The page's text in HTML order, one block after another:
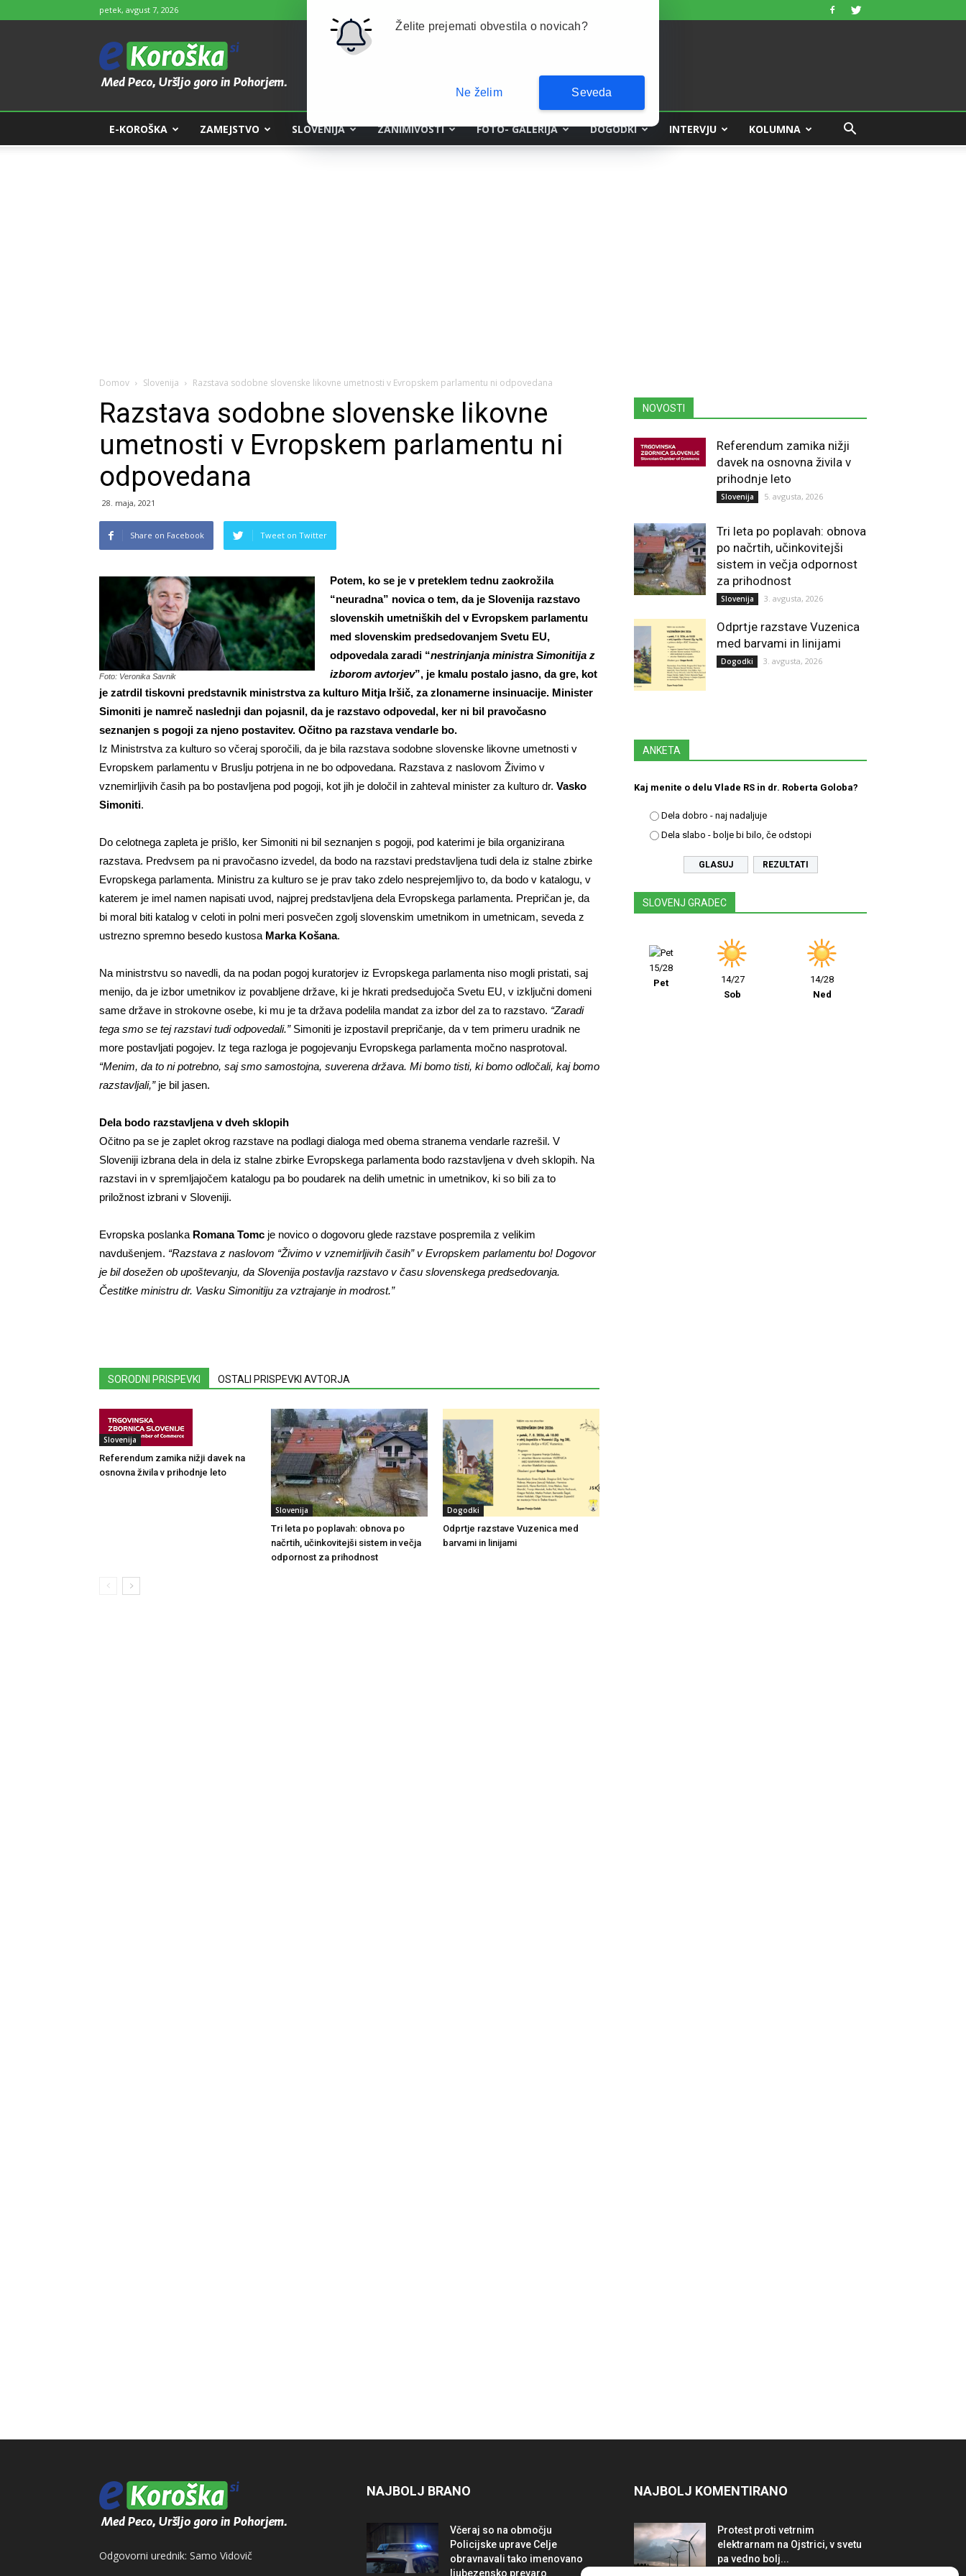
petek, avgust 7, 2026
e-
Koroška
E-KOROŠKA ZAMEJSTVO SLOVENIJA ZANIMIVOSTI FOTO- GALERIJA DOGODKI INTERVJU KOLUMNA
Domov Slovenija Razstava sodobne slovenske likovne umetnosti v Evropskem parlamentu ni odpovedana
Razstava sodobne slovenske likovne
umetnosti v Evropskem parlamentu ni
odpovedana
28. maja, 2021
Share on Facebook Tweet on Twitter
Foto: Veronika Savnik
Potem, ko se je v preteklem tednu zaokrožila
“neuradna” novica o tem, da je Slovenija razstavo
slovenskih umetniških del v Evropskem parlamentu
med slovenskim predsedovanjem Svetu EU,
odpovedala zaradi “nestrinjanja ministra Simonitija z
izborom avtorjev”, je kmalu postalo jasno, da gre, kot
je zatrdil tiskovni predstavnik ministrstva za kulturo Mitja Iršič, za zlonamerne insinuacije. Minister
Simoniti je namreč naslednji dan pojasnil, da je razstavo odpovedal, ker ni bil pravočasno
seznanjen s pogoji za njeno postavitev. Očitno pa razstava vendarle bo.
Iz Ministrstva za kulturo so včeraj sporočili, da je bila razstava sodobne slovenske likovne umetnosti v
Evropskem parlamentu v Bruslju potrjena in ne bo odpovedana. Razstava z naslovom Živimo v
vznemirljivih časih pa bo postavljena pod pogoji, kot jih je določil in zahteval minister za kulturo dr. Vasko
Simoniti.
Do celotnega zapleta je prišlo, ker Simoniti ni bil seznanjen s pogoji, pod katerimi je bila organizirana
razstava. Predvsem pa ni pravočasno izvedel, da bodo na razstavi predstavljena tudi dela iz stalne zbirke
Evropskega parlamenta. Ministru za kulturo se je prav tako zdelo nesprejemljivo to, da bodo v katalogu, v
katerem je imel namen napisati uvod, najprej predstavljena dela Evropskega parlamenta. Prepričan je, da
bi moral biti katalog v celoti in polni meri posvečen zgolj slovenskim umetnikom in umetnicam, seveda z
ustrezno spremno besedo kustosa Marka Košana.
Na ministrstvu so navedli, da na podan pogoj kuratorjev iz Evropskega parlamenta niso mogli pristati, saj
menijo, da je izbor umetnikov iz povabljene države, ki je hkrati predsedujoča Svetu EU, v izključni domeni
same države in strokovne osebe, ki mu je ta država podelila mandat za izbor del za to razstavo. “Zaradi
tega smo se tej razstavi tudi odpovedali.” Simoniti je izpostavil prepričanje, da v tem primeru uradnik ne
more postavljati pogojev. Iz tega razloga je pogojevanju Evropskega parlamenta močno nasprotoval.
“Menim, da to ni potrebno, saj smo samostojna, suverena država. Mi bomo tisti, ki bomo odločali, kaj bomo
razstavljali,”je bil jasen.
Dela bodo razstavljena v dveh sklopih
Očitno pa se je zaplet okrog razstave na podlagi dialoga med obema stranema vendarle razrešil. V
Sloveniji izbrana dela in dela iz stalne zbirke Evropskega parlamenta bodo razstavljena v dveh sklopih. Na
razstavi in v spremljajočem katalogu pa bo poudarek na delih umetnic in umetnikov, ki so bili za to
priložnost izbrani v Sloveniji.
Evropska poslanka Romana Tomc je novico o dogovoru glede razstave pospremila z velikim
navdušenjem. “Razstava z naslovom “Živimo v vznemirljivih časih” v Evropskem parlamentu bo! Dogovor
je bil dosežen ob upoštevanju, da Slovenija postavlja razstavo v času slovenskega predsedovanja.
Čestitke ministru dr. Vasku Simonitiju za vztrajanje in modrost.”
SORODNI PRISPEVKI OSTALI PRISPEVKI AVTORJA
Slovenija
Referendum zamika nižji davek na
osnovna živila v prihodnje leto
Slovenija
Tri leta po poplavah: obnova po
načrtih, učinkovitejši sistem in večja
odpornost za prihodnost
Dogodki
Odprtje razstave Vuzenica med
barvami in linijami
NOVOSTI
Referendum zamika nižji
davek na osnovna živila v
prihodnje leto
Slovenija 5. avgusta, 2026
Tri leta po poplavah: obnova
po načrtih, učinkovitejši
sistem in večja odpornost
za prihodnost
Slovenija 3. avgusta, 2026
Odprtje razstave Vuzenica
med barvami in linijami
Dogodki 3. avgusta, 2026
ANKETA
Kaj menite o delu Vlade RS in dr. Roberta Goloba?
Dela dobro - naj nadaljuje
Dela slabo - bolje bi bilo, če odstopi
REZULTATI
SLOVENJ GRADEC
15/28
Pet
14/27
Sob
14/28
Ned
Odgovorni urednik: Samo Vidovič
NAJBOLJ BRANO
Včeraj so na območju
Policijske uprave Celje
obravnavali tako imenovano
ljubezensko prevaro
NAJBOLJ KOMENTIRANO
Protest proti vetrnim
elektrarnam na Ojstrici, v svetu
pa vedno bolj...
Želite prejemati obvestila o novicah?
Seveda
Ne želim